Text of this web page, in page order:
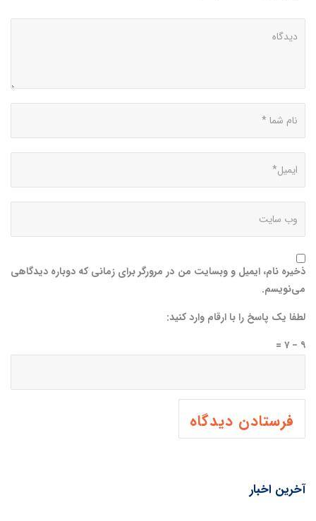
ذخیره نام، ایمیل و وبسایت من در مرورگر برای زمانی که دوباره دیدگاهی
می‌نویسم.
لطفا یک پاسخ را با ارقام وارد کنید:
۹ − ۷ =
آخرین اخبار